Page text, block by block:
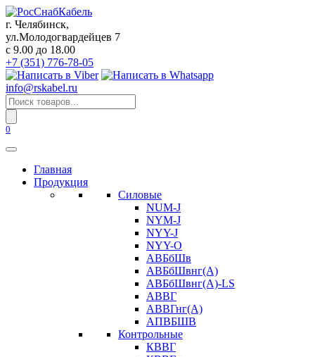
Перейти
к
содержанию
г. Челябинск,
ул.Молодогвардейцев 7
c 9.00 до 18.00
+7 (351) 776-78-05
info@rskabel.ru
Поиск
товаров
0
Главная
Продукция
Силовые
NUM-J
NYM-J
NYY-J
NYY-O
АВБбШв
АВБбШвнг(А)
АВБбШвнг(А)-LS
АВВГ
АВВГнг(А)
АПВБШВ
Контрольные
КВВГ